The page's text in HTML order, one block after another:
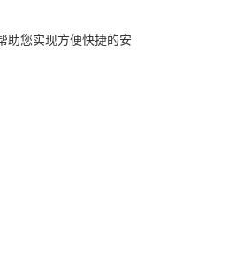
助您实现方便快捷的安